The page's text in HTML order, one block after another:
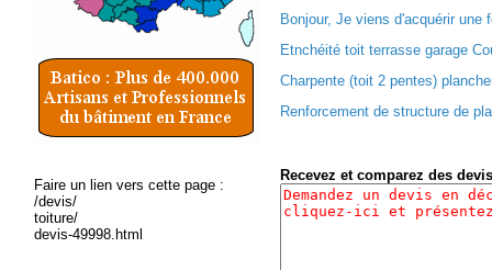
Faire un lien vers cette page :
/devis/
toiture/
devis-49998.html
Bonjour, Je viens d'acquérir une
Etnchéité toit terrasse garage
Charpente (toit 2 pentes)
Renforcement de structure de
Recevez et comparez des